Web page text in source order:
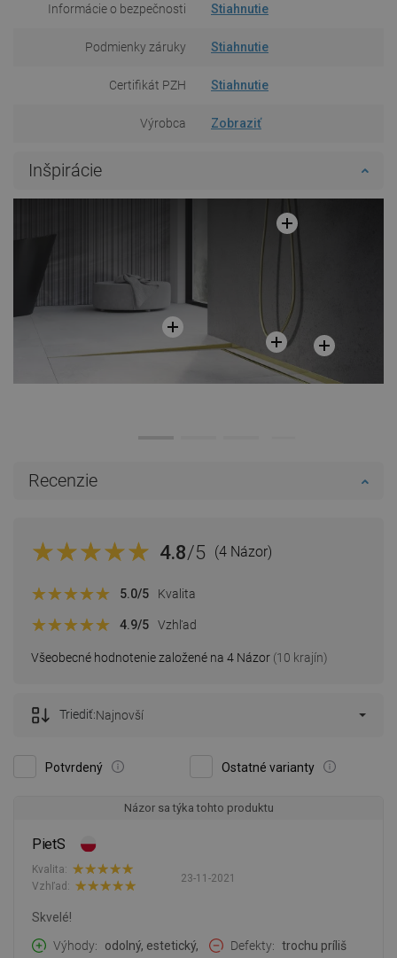
Informácie o bezpečnosti Stiahnutie
Podmienky záruky Stiahnutie
Certifikát PZH Stiahnutie
Výrobca Zobraziť
Inšpirácie
Recenzie
4.8/5 (4 Názor)
Všeobecné hodnotenie založené na 4 Názor (10 krajín)
5.0/5 Kvalita
4.9/5 Vzhľad
Potvrdený Ostatné varianty
Triediť:Najnovší
Názor sa týka tohto produktu
PietS
23-11-2021
Kvalita:
Vzhľad:
Skvelé!
Výhody
odolný, estetický,
Defekty
trochu príliš